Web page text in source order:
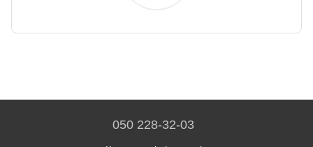
050 228-32-03